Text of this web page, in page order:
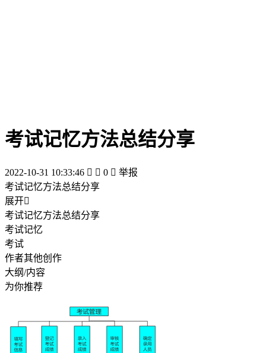
考试记忆方法总结分享
2022-10-31 10:33:46   0  举报
考试记忆方法总结分享
展开
考试记忆方法总结分享
考试记忆
考试
作者其他创作
大纲/内容
为你推荐